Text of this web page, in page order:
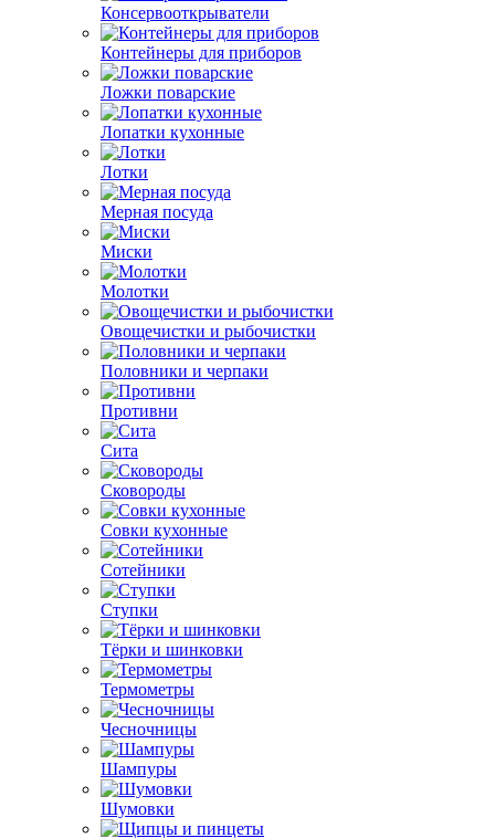
Консервооткрыватели
Контейнеры для приборов
Ложки поварские
Лопатки кухонные
Лотки
Мерная посуда
Миски
Молотки
Овощечистки и рыбочистки
Половники и черпаки
Противни
Сита
Сковороды
Совки кухонные
Сотейники
Ступки
Тёрки и шинковки
Термометры
Чесночницы
Шампуры
Шумовки